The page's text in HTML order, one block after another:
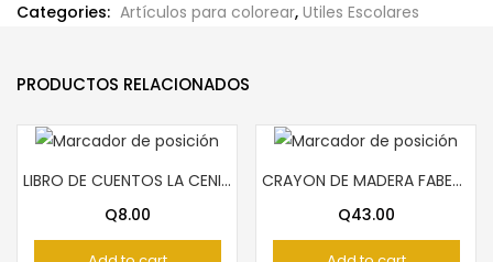
¿Contraseña perdida?
Categories: Artículos para colorear, Utiles Escolares
PRODUCTOS RELACIONADOS
LIBRO DE CUENTOS LA CENICIENTA
Q8.00
CRAYON DE MADERA FABER CASTELL 24 COLORES LARGO
Q43.00